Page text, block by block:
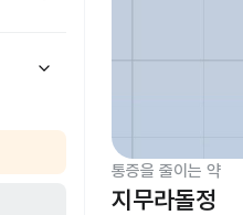
통증을 줄이는 약
지무라돌정